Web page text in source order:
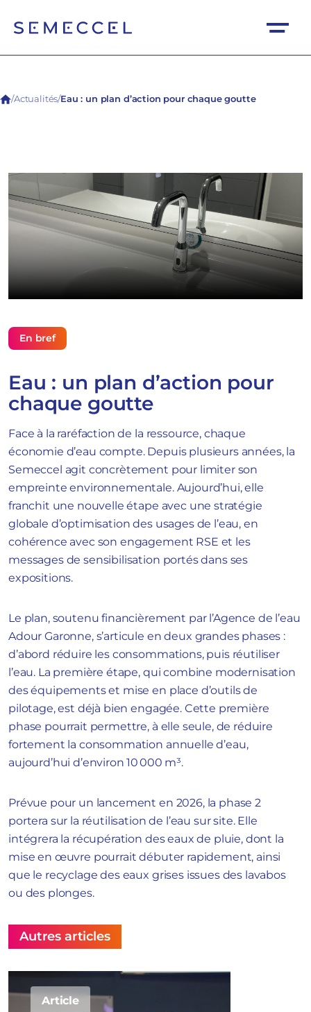
/Actualités/Eau : un plan d’action pour chaque goutte
En bref
Eau : un plan d’action pour
chaque goutte
Face à la raréfaction de la ressource, chaque
économie d’eau compte. Depuis plusieurs années, la
Semeccel agit concrètement pour limiter son
empreinte environnementale. Aujourd’hui, elle
franchit une nouvelle étape avec une stratégie
globale d’optimisation des usages de l’eau, en
cohérence avec son engagement RSE et les
messages de sensibilisation portés dans ses
expositions.
Le plan, soutenu financièrement par l’Agence de l’eau
Adour Garonne, s’articule en deux grandes phases :
d’abord réduire les consommations, puis réutiliser
l’eau. La première étape, qui combine modernisation
des équipements et mise en place d’outils de
pilotage, est déjà bien engagée. Cette première
phase pourrait permettre, à elle seule, de réduire
fortement la consommation annuelle d’eau,
aujourd’hui d’environ 10 000 m³.
Prévue pour un lancement en 2026, la phase 2
portera sur la réutilisation de l’eau sur site. Elle
intégrera la récupération des eaux de pluie, dont la
mise en œuvre pourrait débuter rapidement, ainsi
que le recyclage des eaux grises issues des lavabos
ou des plonges.
Autres articles
Article